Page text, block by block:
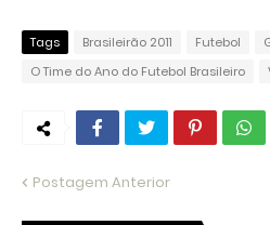
Tags Brasileirão 2011 Futebol
O Time do Ano do Futebol Brasileiro
Postagem Anterior